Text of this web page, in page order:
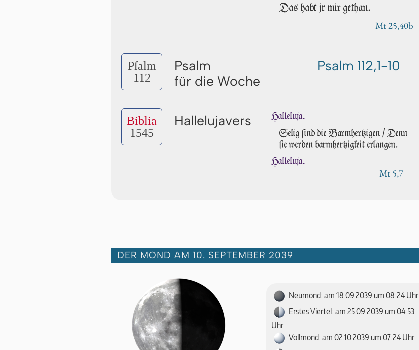
Das habt jr mir ge­than.
Mt 25,40b
Pſalm
112
Psalm
für die Woche
Psalm 112,1-10
Biblia
1545
Hallelujavers
Halleluja.
Selig ſind die Barmhertzigen / Denn
ſie wer­den barmhertzigkeit erlangen.
Halleluja.
Mt 5,7
DER MOND AM 10. SEPTEMBER 2039
Neumond: am 18.09.2039 um 08:24 Uhr
Erstes Viertel: am 25.09.2039 um 04:53
Uhr
Vollmond: am 02.10.2039 um 07:24 Uhr